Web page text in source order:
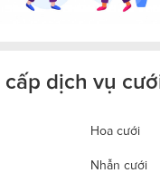
dịch vụ
Hoa cưới
Nhẫn cưới